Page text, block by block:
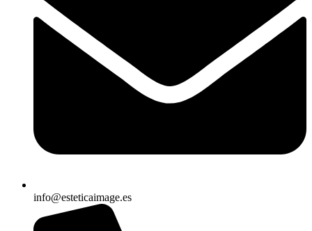
info@esteticaimage.es